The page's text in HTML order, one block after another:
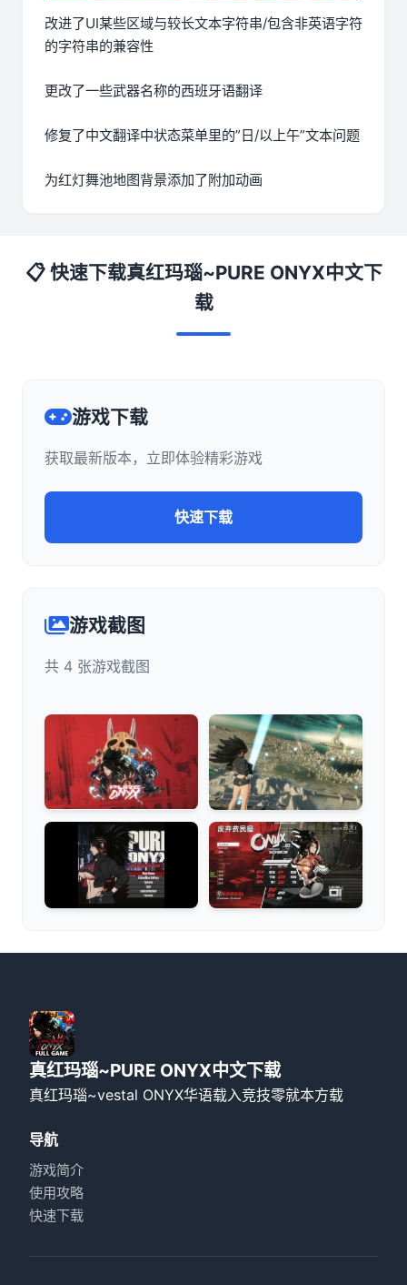
改进了UI某些区域与较长文本字符串/包含非英语字符
的字符串的兼容性
更改了一些武器名称的西班牙语翻译
修复了中文翻译中状态菜单里的”日/以上午”文本问题
为红灯舞池地图背景添加了附加动画
📋 快速下载真红玛瑙~PURE ONYX中文下
载
游戏下载
获取最新版本，立即体验精彩游戏
快速下载
游戏截图
共 4 张游戏截图
真红玛瑙~PURE ONYX中文下载
真红玛瑙~vestal ONYX华语载入竞技零就本方载
导航
游戏简介
使用攻略
快速下载